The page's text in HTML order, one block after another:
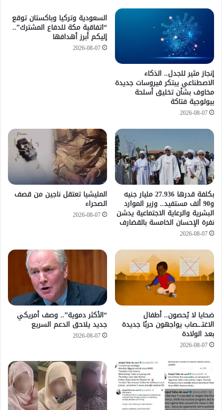
إنجاز مثير للجدل.. الذكاء
الاصطناعي يبتكر فيروسات جديدة
مخاوف بشأن تخليق أسلحة
بيولوجية فتاكة
2026-08-07
السعودية وتركيا وباكستان توقع
“اتفاقية مكة للدفاع المشترك”..
إليكم أبرز أهدافها
2026-08-07
​بكلفة قدرها 27.936 مليار جنيه
و90 ألف مستفيد.. وزير الموارد
البشرية والرعاية الاجتماعية يدشن
نفرة الإحسان الخامسة بالقضارف
2026-08-07
المليشيا تعتقل ناجين من قصف
الصحراء
2026-08-07
ضحايا لا يُحصون.. أطفال
الاغتـ.ـصاب يواجهون حربًا جديدة
بعد الولادة
2026-08-07
“الأكثر دموية”.. وصف أمريكي
جديد يلاحق الدعم السريع
2026-08-07